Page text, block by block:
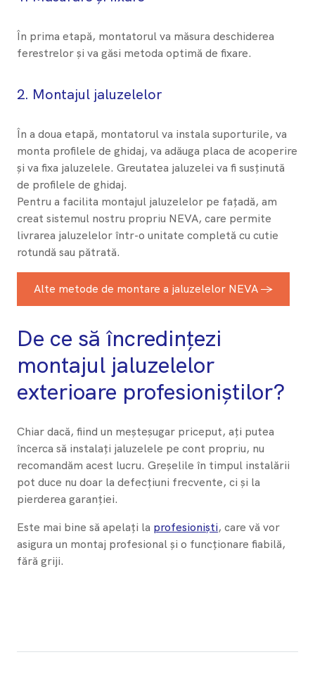
În prima etapă, montatorul va măsura deschiderea
ferestrelor și va găsi metoda optimă de fixare.
2. Montajul jaluzelelor
În a doua etapă, montatorul va instala suporturile, va
monta profilele de ghidaj, va adăuga placa de acoperire
și va fixa jaluzelele. Greutatea jaluzelei va fi susținută
de profilele de ghidaj.
Pentru a facilita montajul jaluzelelor pe fațadă, am
creat sistemul nostru propriu NEVA, care permite
livrarea jaluzelelor într-o unitate completă cu cutie
rotundă sau pătrată.
Alte metode de montare a jaluzelelor NEVA →
De ce să încredințezi
montajul jaluzelelor
exterioare profesioniștilor?
Chiar dacă, fiind un meșteșugar priceput, ați putea
încerca să instalați jaluzelele pe cont propriu, nu
recomandăm acest lucru. Greșelile în timpul instalării
pot duce nu doar la defecțiuni frecvente, ci și la
pierderea garanției.
Este mai bine să apelați la profesioniști, care vă vor
asigura un montaj profesional și o funcționare fiabilă,
fără griji.